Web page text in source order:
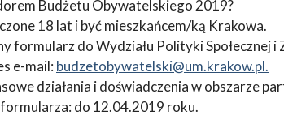
Budżetu Obywatelskiego 2019?
18 lat i być mieszkańcem/ką Krakowa.
formularz do Wydziału Polityki Społecznej
e-mail: budzetobywatelski@um.krakow.pl.
działania i doświadczenia w obszarze
formularza: do 12.04.2019 roku.